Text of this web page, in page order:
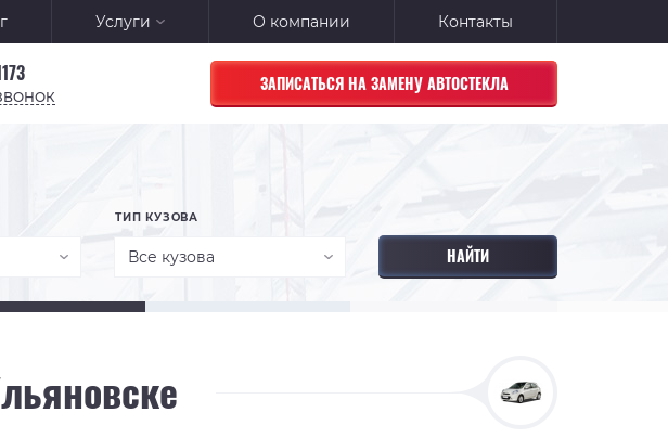
Услуги О компании Контакты
ЗАПИСАТЬСЯ НА ЗАМЕНУ АВТОСТЕКЛА
ТИП КУЗОВА
Все кузова